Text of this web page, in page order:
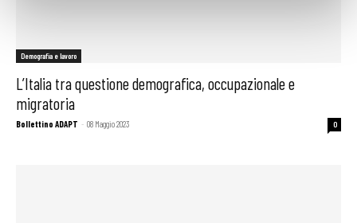
Demografia e lavoro
L’Italia tra questione demografica, occupazionale e
migratoria
Bollettino ADAPT - 08 Maggio 2023 0